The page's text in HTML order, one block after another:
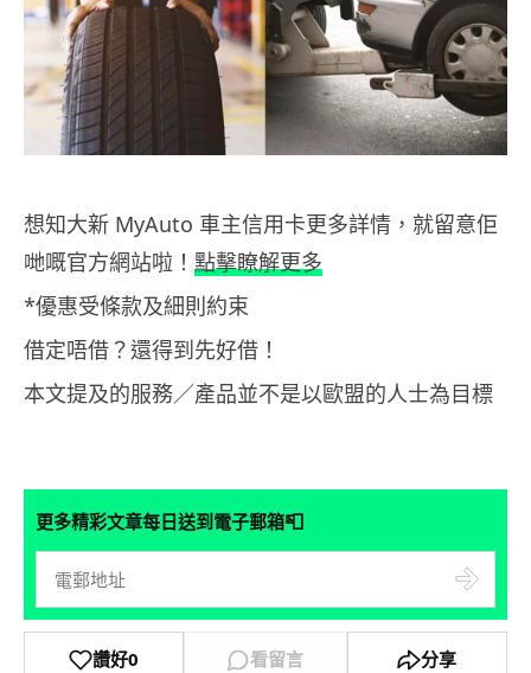
想知大新 MyAuto 車主信用卡更多詳情，就留意佢
哋嘅官方網站啦！ 點擊瞭解更多
*優惠受條款及細則約束
借定唔借？還得到先好借！
本文提及的服務／產品並不是以歐盟的人士為目標
更多精彩文章每日送到電子郵箱📮
讚好0 看留言 分享